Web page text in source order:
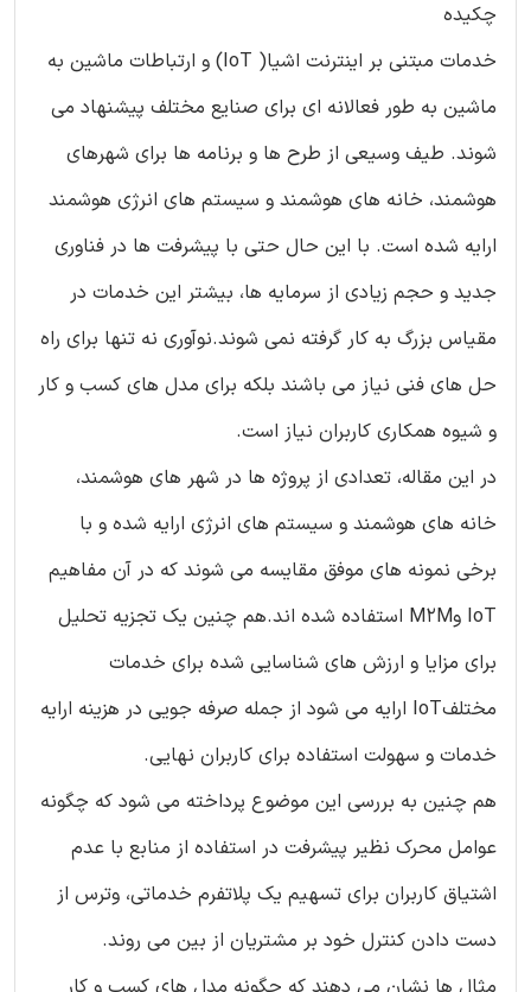
چکیده
خدمات مبتنی بر اینترنت اشیا( IoT) و ارتباطات ماشین به
ماشین به طور فعالانه ای برای صنایع مختلف پیشنهاد می
شوند. طیف وسیعی از طرح ها و برنامه ها برای شهرهای
هوشمند، خانه های هوشمند و سیستم های انرژی هوشمند
ارایه شده است. با این حال حتی با پیشرفت ها در فناوری
جدید و حجم زیادی از سرمایه ها، بیشتر این خدمات در
مقیاس بزرگ به کار گرفته نمی شوند.نوآوری نه تنها برای راه
حل های فنی نیاز می باشند بلکه برای مدل های کسب و کار
و شیوه همکاری کاربران نیاز است.
در این مقاله، تعدادی از پروژه ها در شهر های هوشمند،
خانه های هوشمند و سیستم های انرژی ارایه شده و با
برخی نمونه های موفق مقایسه می شوند که در آن مفاهیم
IoT وM2M استفاده شده اند.هم چنین یک تجزیه تحلیل
برای مزایا و ارزش های شناسایی شده برای خدمات
مختلفIoT ارایه می شود از جمله صرفه جویی در هزینه ارایه
خدمات و سهولت استفاده برای کاربران نهایی.
هم چنین به بررسی این موضوع پرداخته می شود که چگونه
عوامل محرک نظیر پیشرفت در استفاده از منابع با عدم
اشتیاق کاربران برای تسهیم یک پلاتفرم خدماتی، وترس از
دست دادن کنترل خود بر مشتریان از بین می روند.